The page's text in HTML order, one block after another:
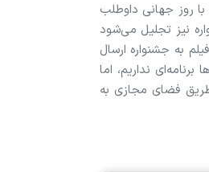
همیار هلال با بیان اینکه ۱۵ آذر همزمان با روز جهانی داوطلب
نیز تجلیل می‌شود
می‌کنیم از بین داوطلبان هنرمند، بیش از هزار عکس در بخش عکس و بیش از ۱۰۰ فیلم به جشنواره ارسال
نداریم، اما
طریق فضای مجازی به